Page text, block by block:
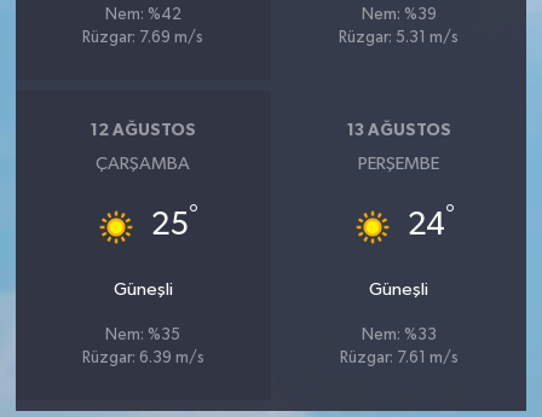
Nem: %42
Rüzgar: 7.69 m/s
Nem: %39
Rüzgar: 5.31 m/s
12 AĞUSTOS
ÇARŞAMBA
25°
Güneşli
Nem: %35
Rüzgar: 6.39 m/s
13 AĞUSTOS
PERŞEMBE
24°
Güneşli
Nem: %33
Rüzgar: 7.61 m/s